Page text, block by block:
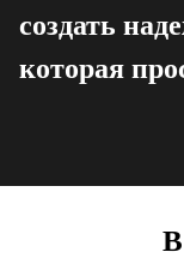
создать
которая
В